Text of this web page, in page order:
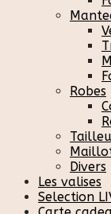
Robes
Divers
Les valises
Selection